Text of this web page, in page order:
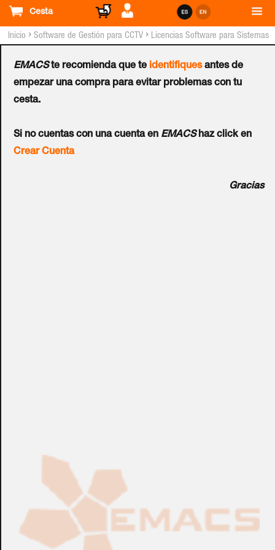
Cesta
EMACSte recomienda que te identifiquesantes de
empezar una compra para evitar problemas con tu
cesta.
Si no cuentas con una cuenta en EMACShaz click en
Crear Cuenta
Gracias
Inicio › Software de Gestión para CCTV › Licencias Software para Sistemas
Pack DIGIFORT™
Professional Edge
Analytic - 1 Canal